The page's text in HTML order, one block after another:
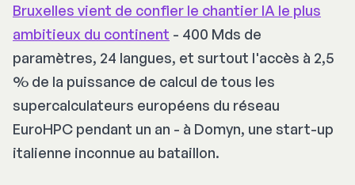
Bruxelles vient de confier le chantier IA le plus
ambitieux du continent - 400 Mds de
paramètres, 24 langues, et surtout l'accès à 2,5
% de la puissance de calcul de tous les
supercalculateurs européens du réseau
EuroHPC pendant un an - à Domyn, une start-up
italienne inconnue au bataillon.